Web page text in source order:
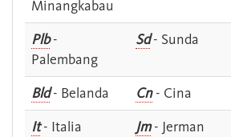
Minangkabau
Plb-
Palembang
Sd- Sunda
Bld- Belanda Cn- Cina
It- Italia Jm- Jerman